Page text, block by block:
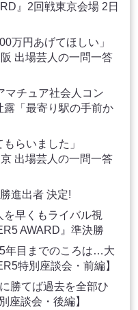
』2回戦東京会場 2日
万円あげてほしい」
出場芸人の一問一答
マチュア社会人コン
露「最寄り駅の手前か
らいました」
出場芸人の一問一答
進出者 決定!
早くもライバル視
AWARD』準決勝
年目までのころは…大
特別座談会・前編】
勝てば過去を全部ひ
座談会・後編】